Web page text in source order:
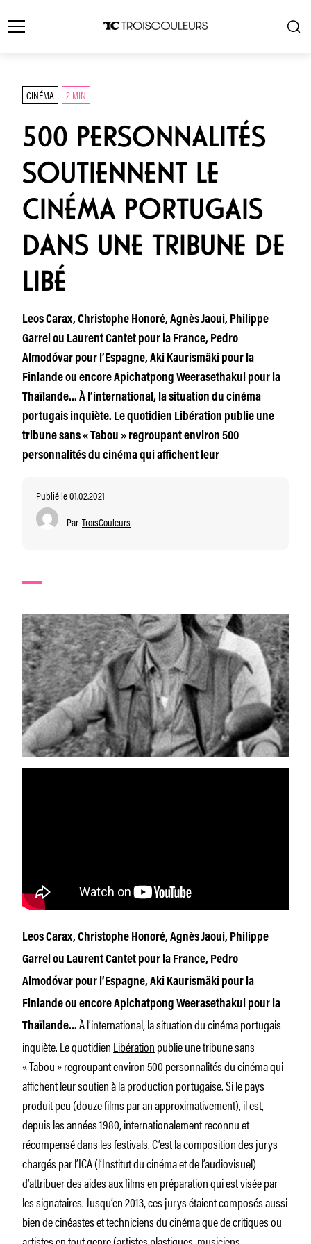
CINÉMA 2 MIN
500 PERSONNALITÉS
SOUTIENNENT LE
CINÉMA PORTUGAIS
DANS UNE TRIBUNE DE
LIBÉ
Leos Carax, Christophe Honoré, Agnès Jaoui, Philippe
Garrel ou Laurent Cantet pour la France, Pedro
Almodóvar pour l’Espagne, Aki Kaurismäki pour la
Finlande ou encore Apichatpong Weerasethakul pour la
Thaïlande… À l’international, la situation du cinéma
portugais inquiète. Le quotidien Libération publie une
tribune sans « Tabou » regroupant environ 500
personnalités du cinéma qui affichent leur
Publié le 01.02.2021
Par TroisCouleurs
Leos Carax, Christophe Honoré, Agnès Jaoui, Philippe
Garrel ou Laurent Cantet pour la France, Pedro
Almodóvar pour l’Espagne, Aki Kaurismäki pour la
Finlande ou encore Apichatpong Weerasethakul pour la
Thaïlande… À l’international, la situation du cinéma portugais
inquiète. Le quotidienLibérationpublie une tribune sans
« Tabou » regroupant environ 500 personnalités du cinéma qui
affichent leur soutien à la production portugaise. Si le pays
produit peu (douze films par an approximativement), il est,
depuis les années 1980, internationalement reconnu et
récompensé dans les festivals. C’est la composition des jurys
chargés par l’ICA (l’Institut du cinéma et de l’audiovisuel)
d’attribuer des aides aux films en préparation qui est visée par
les signataires. Jusqu’en 2013, ces jurys étaient composés aussi
bien de cinéastes et techniciens du cinéma que de critiques ou
artistes en tout genre (artistes plastiques, musiciens,